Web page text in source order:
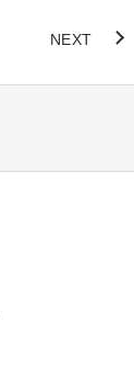
NEXT